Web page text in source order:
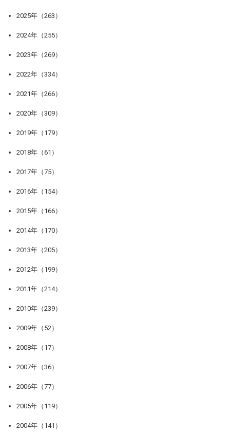
2025年（263）
2024年（255）
2023年（269）
2022年（334）
2021年（266）
2020年（309）
2019年（179）
2018年（61）
2017年（75）
2016年（154）
2015年（166）
2014年（170）
2013年（205）
2012年（199）
2011年（214）
2010年（239）
2009年（52）
2008年（17）
2007年（36）
2006年（77）
2005年（119）
2004年（141）